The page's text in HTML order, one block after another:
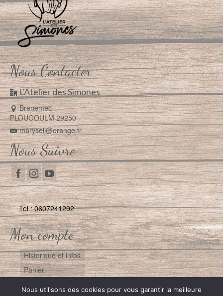
Nous Contacter
L'Atelier des Simones
Brenentec
PLOUGOULM 29250
maryselj@orange.fr
Nous Suivre
Tel : 0607241292
Mon compte
Historique et infos
Panier
Nous utilisons des cookies pour vous garantir la meilleure